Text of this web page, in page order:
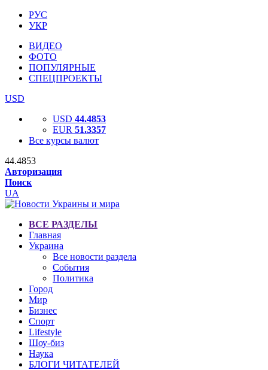
РУС
УКР
ВИДЕО
ФОТО
ПОПУЛЯРНЫЕ
СПЕЦПРОЕКТЫ
USD
USD 44.4853
EUR 51.3357
Все курсы валют
44.4853
Авторизация
Поиск
UA
ВСЕ РАЗДЕЛЫ
Главная
Украина
Все новости раздела
События
Политика
Город
Мир
Бизнес
Спорт
Lifestyle
Шоу-биз
Наука
БЛОГИ ЧИТАТЕЛЕЙ